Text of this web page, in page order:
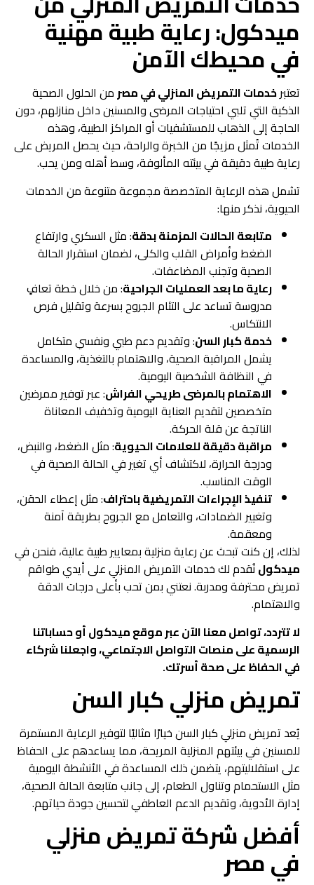
ميدكول: رعاية طبية مهنية
في محيطك الآمن
تعتبرخدمات التمريض المنزلي في مصرمن الحلول الصحية
الذكية التي تلبي احتياجات المرضى والمسنين داخل منازلهم، دون
الحاجة إلى الذهاب للمستشفيات أو المراكز الطبية، وهذه
الخدمات تُمثل مزيجًا من الخبرة والراحة، حيث يحصل المريض على
رعاية طبية دقيقة في بيئته المألوفة، وسط أهله ومن يحب.
تشمل هذه الرعاية المتخصصة مجموعة متنوعة من الخدمات
الحيوية، نذكر منها:
متابعة الحالات المزمنة بدقة: مثل السكري وارتفاع
الضغط وأمراض القلب والكلى، لضمان استقرار الحالة
الصحية وتجنب المضاعفات.
رعاية ما بعد العمليات الجراحية: من خلال خطة تعافٍ
مدروسة تساعد على التئام الجروح بسرعة وتقليل فرص
الانتكاس.
خدمة كبار السن: وتقديم دعم طبي ونفسي متكامل
يشمل المراقبة الصحية، والاهتمام بالتغذية، والمساعدة
في النظافة الشخصية اليومية.
الاهتمام بالمرضى طريحي الفراش: عبر توفير ممرضين
متخصصين لتقديم العناية اليومية وتخفيف المعاناة
الناتجة عن قلة الحركة.
مراقبة دقيقة للعلامات الحيوية: مثل الضغط، والنبض،
ودرجة الحرارة، لاكتشاف أي تغير في الحالة الصحية في
الوقت المناسب.
تنفيذ الإجراءات التمريضية باحتراف: مثل إعطاء الحقن،
وتغيير الضمادات، والتعامل مع الجروح بطريقة آمنة
ومعقمة.
لذلك، إن كنت تبحث عن رعاية منزلية بمعايير طبية عالية، فنحن في
ميدكولنُقدم لك خدمات التمريض المنزلي على أيدي طواقم
تمريض محترفة ومدربة. نعتني بمن تحب بأعلى درجات الدقة
والاهتمام.
لا تتردد، تواصل معنا الآن عبر موقع ميدكول أو حساباتنا
الرسمية على منصات التواصل الاجتماعي، واجعلنا شركاء
في الحفاظ على صحة أسرتك.
تمريض منزلي كبار السن
يُعد تمريض منزلي كبار السن خيارًا مثاليًا لتوفير الرعاية المستمرة
للمسنين في بيئتهم المنزلية المريحة، مما يساعدهم على الحفاظ
على استقلاليتهم، يتضمن ذلك المساعدة في الأنشطة اليومية
مثل الاستحمام وتناول الطعام، إلى جانب متابعة الحالة الصحية،
إدارة الأدوية، وتقديم الدعم العاطفي لتحسين جودة حياتهم.
أفضل شركة تمريض منزلي
في مصر